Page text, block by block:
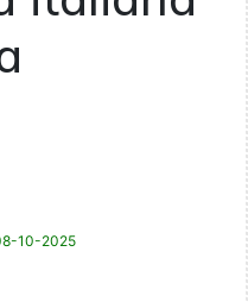
10-2025